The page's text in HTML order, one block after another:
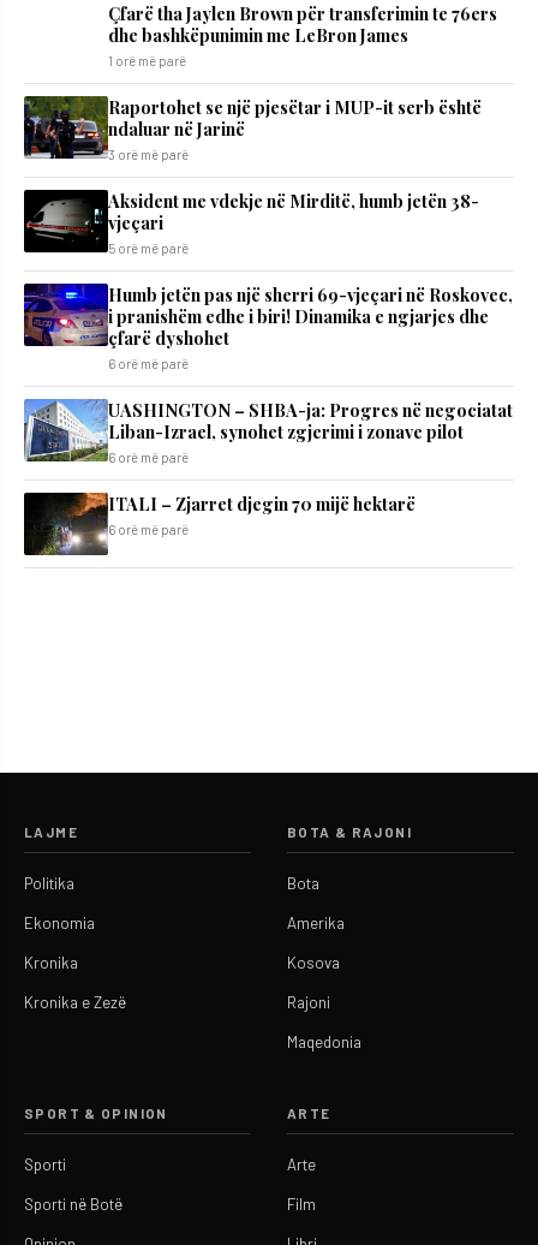
Çfarë tha Jaylen Brown për transferimin te 76ers
dhe bashkëpunimin me LeBron James
1 orë më parë
Raportohet se një pjesëtar i MUP-it serb është
ndaluar në Jarinë
3 orë më parë
Aksident me vdekje në Mirditë, humb jetën 38-
vjeçari
5 orë më parë
Humb jetën pas një sherri 69-vjeçari në Roskovec,
i pranishëm edhe i biri! Dinamika e ngjarjes dhe
çfarë dyshohet
6 orë më parë
UASHINGTON – SHBA-ja: Progres në negociatat
Liban-Izrael, synohet zgjerimi i zonave pilot
6 orë më parë
ITALI – Zjarret djegin 70 mijë hektarë
6 orë më parë
LAJME
Politika
Ekonomia
Kronika
Kronika e Zezë
BOTA & RAJONI
Bota
Amerika
Kosova
Rajoni
Maqedonia
SPORT & OPINION
Sporti
Sporti në Botë
ARTE
Arte
Film